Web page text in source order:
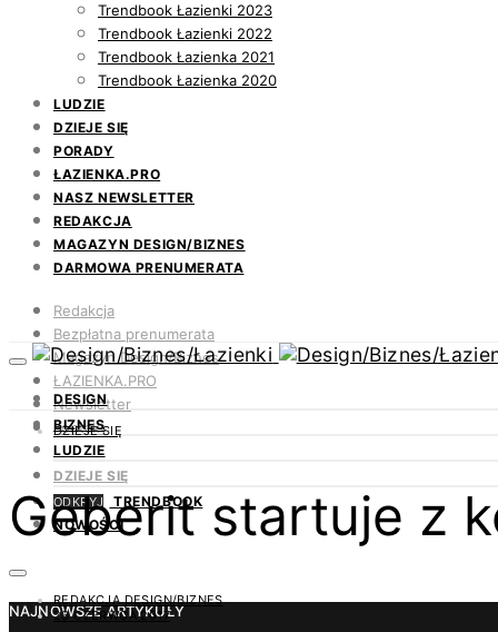
Trendbook Łazienki 2023
Trendbook Łazienki 2022
Trendbook Łazienka 2021
Trendbook Łazienka 2020
LUDZIE
DZIEJE SIĘ
PORADY
ŁAZIENKA.PRO
NASZ NEWSLETTER
REDAKCJA
MAGAZYN DESIGN/BIZNES
DARMOWA PRENUMERATA
Redakcja
Bezpłatna prenumerata
Magazyn Design/Biznes
ŁAZIENKA.PRO
Newsletter
Kontakt
DESIGN
BIZNES
LUDZIE
DZIEJE SIĘ
ODKRYJ
TRENDBOOK
NOWOŚCI
NAJNOWSZE ARTYKUŁY
DZIEJE SIĘ
Geberit startuje z
REDAKCJA DESIGN/BIZNES
23 CZERWCA 2017